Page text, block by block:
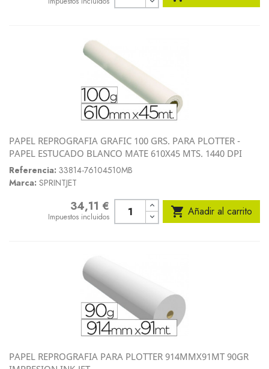
PAPEL REPROGRAFIA GRAFIC 100 GRS. PARA PLOTTER -
PAPEL ESTUCADO BLANCO MATE 610X45 MTS. 1440 DPI
Referencia: 33814-76104510MB
Marca: SPRINTJET
34,11 €
Impuestos incluidos  Añadir al carrito
PAPEL REPROGRAFIA PARA PLOTTER 914MMX91MT 90GR